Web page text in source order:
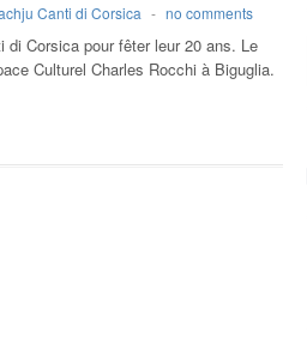
Canti di Corsica - no comments
di Corsica pour fêter leur 20 ans. Le
Culturel Charles Rocchi à Biguglia.